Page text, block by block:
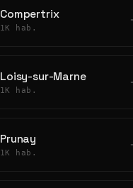
Compertrix
1K hab.
Loisy-sur-Marne
1K hab.
Prunay
1K hab.